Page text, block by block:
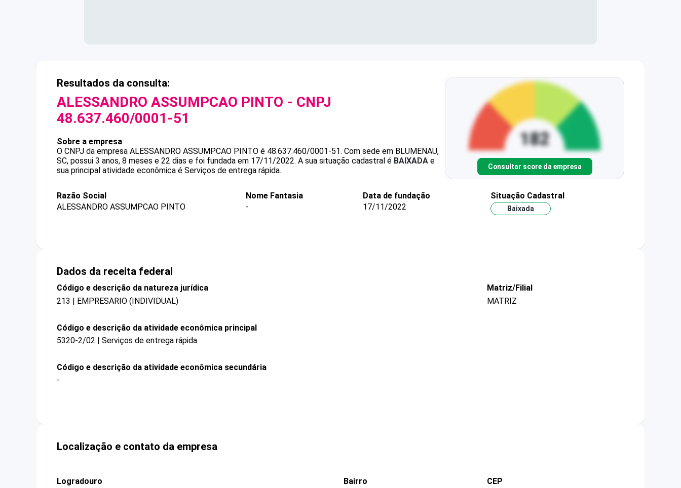
Resultados da consulta:
ALESSANDRO ASSUMPCAO PINTO - CNPJ
48.637.460/0001-51
Sobre a empresa
O CNPJ da empresa ALESSANDRO ASSUMPCAO PINTO é 48.637.460/0001-51. Com sede em BLUMENAU,
SC, possui 3 anos, 8 meses e 22 dias e foi fundada em 17/11/2022. A sua situação cadastral é BAIXADA e
sua principal atividade econômica é Serviços de entrega rápida.
Consultar score da empresa
Razão Social
ALESSANDRO ASSUMPCAO PINTO
Nome Fantasia
-
Data de fundação
17/11/2022
Situação Cadastral
Baixada
Dados da receita federal
Código e descrição da natureza jurídica
213 | EMPRESARIO (INDIVIDUAL)
Matriz/Filial
MATRIZ
Código e descrição da atividade econômica principal
5320-2/02 | Serviços de entrega rápida
Código e descrição da atividade econômica secundária
-
Localização e contato da empresa
Logradouro
Bairro
CEP